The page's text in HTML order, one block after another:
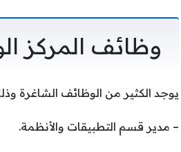
وظائف المركز
يوجد الكثير من الوظائف الشاغرة
– مدير قسم التطبيقات والأنظمة.